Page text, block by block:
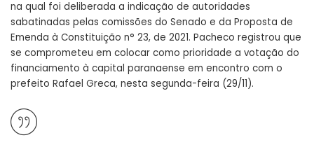
na qual foi deliberada a indicação de autoridades
sabatinadas pelas comissões do Senado e da Proposta de
Emenda à Constituição n° 23, de 2021. Pacheco registrou que
se comprometeu em colocar como prioridade a votação do
financiamento à capital paranaense em encontro com o
prefeito Rafael Greca, nesta segunda-feira (29/11).